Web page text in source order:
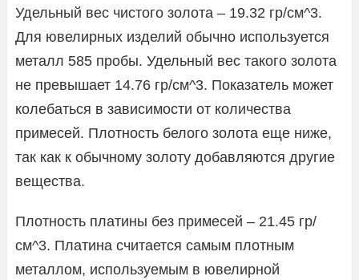
Удельный вес чистого золота – 19.32 гр/см^3.
Для ювелирных изделий обычно используется
металл 585 пробы. Удельный вес такого золота
не превышает 14.76 гр/см^3. Показатель может
колебаться в зависимости от количества
примесей. Плотность белого золота еще ниже,
так как к обычному золоту добавляются другие
вещества.
Плотность платины без примесей – 21.45 гр/
см^3. Платина считается самым плотным
металлом, используемым в ювелирной